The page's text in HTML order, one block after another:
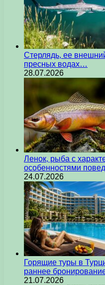
Стерлядь, ее
пресных водах…
28.07.2026
Ленок, рыба с
особенностями
24.07.2026
Горящие туры в
раннее
21.07.2026